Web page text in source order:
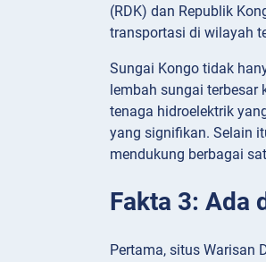
(RDK) dan Republik
transportasi di wilayah
Sungai Kongo tidak
lembah sungai terbesar
tenaga hidroelektrik
yang signifikan. Selain
mendukung berbagai
Fakta 3: Ada
Pertama, situs Warisan